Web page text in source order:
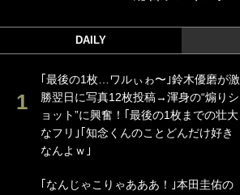
DAILY
｢最後の1枚…ワルぃゎ〜｣鈴木優磨が激
勝翌日に写真12枚投稿→渾身の“煽りシ
ョット”に興奮！｢最後の1枚までの壮大
なフリ｣｢知念くんのことどんだけ好き
なんよｗ｣
｢なんじゃこりゃあああ！｣本田圭佑の